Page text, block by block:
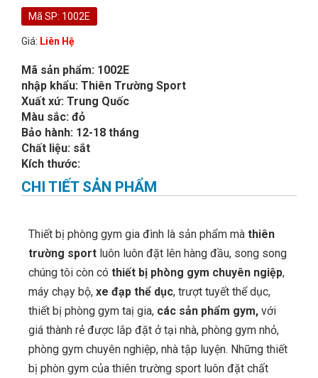
Mã SP: 1002E
Giá: Liên Hệ
Mã sản phẩm: 1002E
nhập khẩu: Thiên Trường Sport
Xuất xứ: Trung Quốc
Màu sắc: đỏ
Bảo hành: 12-18 tháng
Chất liệu: sắt
Kích thước:
CHI TIẾT SẢN PHẨM
Thiết bị phòng gym gia đình là sản phẩm mà thiên
trường sport luôn luôn đặt lên hàng đầu, song song
chúng tôi còn có thiết bị phòng gym chuyên ngiệp,
máy chạy bộ, xe đạp thể dục, trượt tuyết thể dục,
thiết bị phòng gym taị gia, các sản phẩm gym, với
giá thành rẻ được lắp đặt ở tại nhà, phòng gym nhỏ,
phòng gym chuyên nghiệp, nhà tập luyện. Những thiết
bị phòn gym của thiên trường sport luôn đặt chất